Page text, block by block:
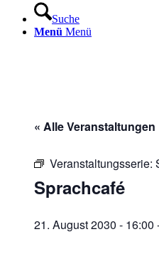
Suche
Menü Menü
« Alle Veranstaltungen
Veranstaltungsserie:
Sprachcafé
21. August 2030 - 16:00